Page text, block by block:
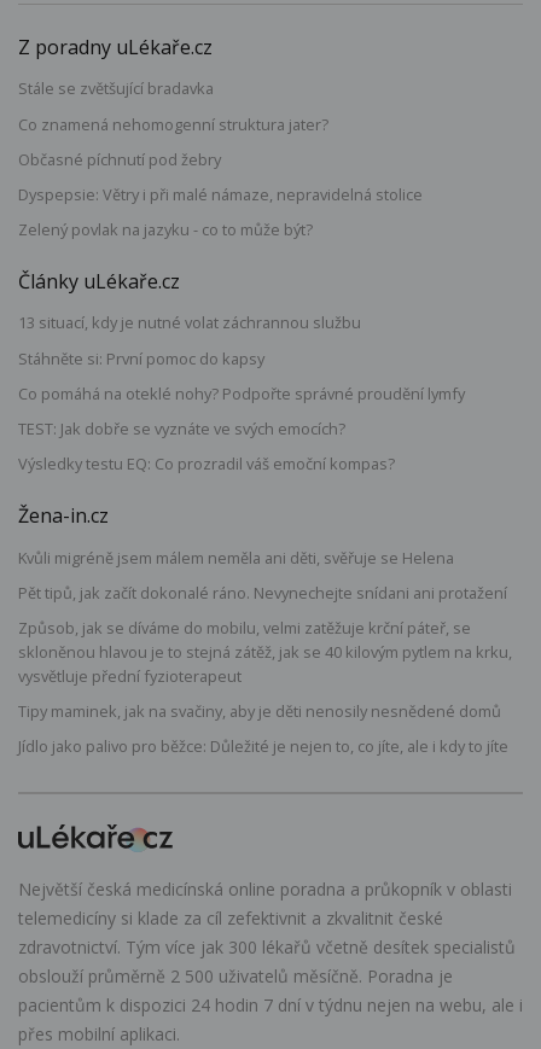
Z poradny uLékaře.cz
Stále se zvětšující bradavka
Co znamená nehomogenní struktura jater?
Občasné píchnutí pod žebry
Dyspepsie: Větry i při malé námaze, nepravidelná stolice
Zelený povlak na jazyku - co to může být?
Články uLékaře.cz
13 situací, kdy je nutné volat záchrannou službu
Stáhněte si: První pomoc do kapsy
Co pomáhá na oteklé nohy? Podpořte správné proudění lymfy
TEST: Jak dobře se vyznáte ve svých emocích?
Výsledky testu EQ: Co prozradil váš emoční kompas?
Žena-in.cz
Kvůli migréně jsem málem neměla ani děti, svěřuje se Helena
Pět tipů, jak začít dokonalé ráno. Nevynechejte snídani ani protažení
Způsob, jak se díváme do mobilu, velmi zatěžuje krční páteř, se
skloněnou hlavou je to stejná zátěž, jak se 40 kilovým pytlem na krku,
vysvětluje přední fyzioterapeut
Tipy maminek, jak na svačiny, aby je děti nenosily nesnědené domů
Jídlo jako palivo pro běžce: Důležité je nejen to, co jíte, ale i kdy to jíte
Největší česká medicínská online poradna a průkopník v oblasti
telemedicíny si klade za cíl zefektivnit a zkvalitnit české
zdravotnictví. Tým více jak 300 lékařů včetně desítek specialistů
obslouží průměrně 2 500 uživatelů měsíčně. Poradna je
pacientům k dispozici 24 hodin 7 dní v týdnu nejen na webu, ale i
přes mobilní aplikaci.